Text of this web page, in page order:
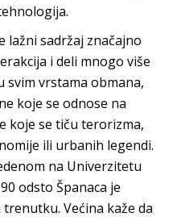
hnologija.
lažni sadržaj značajno
i deli mnogo više
svim vrstama obmana,
koje se odnose na
koje se tiču terorizma,
ili urbanih legendi.
na Univerzitetu
odsto Španaca je
Većina kaže da